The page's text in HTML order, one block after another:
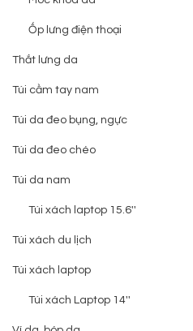
Ốp lưng điện thoại
Thắt lưng da
Túi cầm tay nam
Túi da đeo bụng, ngực
Túi da đeo chéo
Túi da nam
Túi xách laptop 15.6''
Túi xách du lịch
Túi xách laptop
Túi xách Laptop 14''